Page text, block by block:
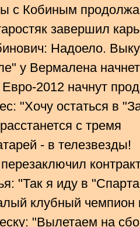
с Кобиным
завершил
Надоело.
у Вермалена
2012 начнут
"Хочу остаться в
с тремя
- в телезвезды!
"Так я иду в
клубный чемпион
"Вылетаем на